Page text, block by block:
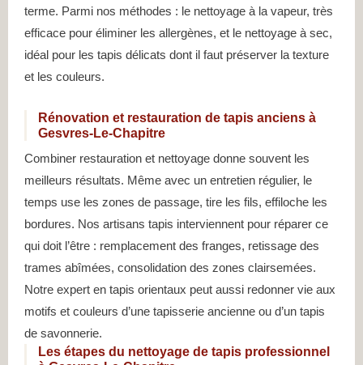
terme. Parmi nos méthodes : le nettoyage à la vapeur, très
efficace pour éliminer les allergènes, et le nettoyage à sec,
idéal pour les tapis délicats dont il faut préserver la texture
et les couleurs.
Rénovation et restauration de tapis anciens à
Gesvres-Le-Chapitre
Combiner restauration et nettoyage donne souvent les
meilleurs résultats. Même avec un entretien régulier, le
temps use les zones de passage, tire les fils, effiloche les
bordures. Nos artisans tapis interviennent pour réparer ce
qui doit l’être : remplacement des franges, retissage des
trames abîmées, consolidation des zones clairsemées.
Notre expert en tapis orientaux peut aussi redonner vie aux
motifs et couleurs d’une tapisserie ancienne ou d’un tapis
de savonnerie.
Les étapes du nettoyage de tapis professionnel